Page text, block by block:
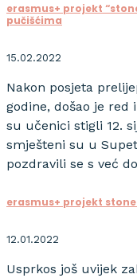
erasmus+ projekt
pučišćima
15.02.2022
Nakon posjeta
godine, došao je red
su učenici stigli 12.
smješteni su u
pozdravili se s već
erasmus+ projekt
12.01.2022
Usprkos još uvijek